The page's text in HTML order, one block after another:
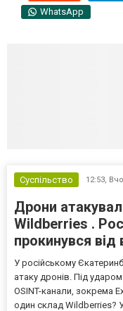
WhatsApp
Суспільство 12:53,
Дрони
Wildberries .
прокинувся від
У російському
атаку дронів. Під
OSINT-канали, зокрема
один склад Wildberries?